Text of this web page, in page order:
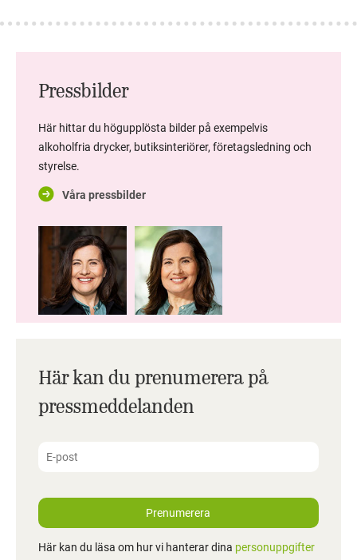
Pressbilder
Här hittar du högupplösta bilder på exempelvis
alkoholfria drycker, butiksinteriörer, företagsledning och
styrelse.
Våra pressbilder
Här kan du prenumerera på
pressmeddelanden
Prenumerera
Här kan du läsa om hur vi hanterar dina personuppgifter